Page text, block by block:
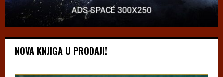
NOVA KNJIGA U PRODAJI!